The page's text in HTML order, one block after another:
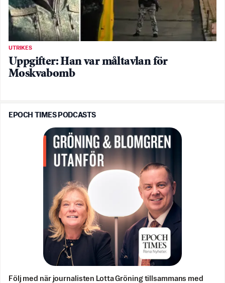
UTRIKES
Uppgifter: Han var måltavlan för
Moskvabomb
EPOCH TIMES PODCASTS
Följ med när journalisten Lotta Gröning tillsammans med